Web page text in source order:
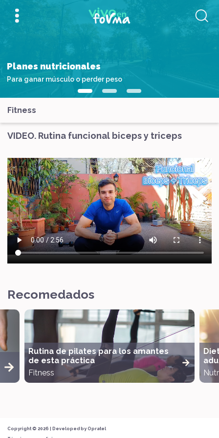
Planes nutricionales
Para ganar músculo o perder peso
Fitness
VIDEO. Rutina funcional biceps y triceps
Recomedados
Rutina de pilates para los amantes
de esta práctica
Fitness
Copyright © 2026 | Developed by Opratel